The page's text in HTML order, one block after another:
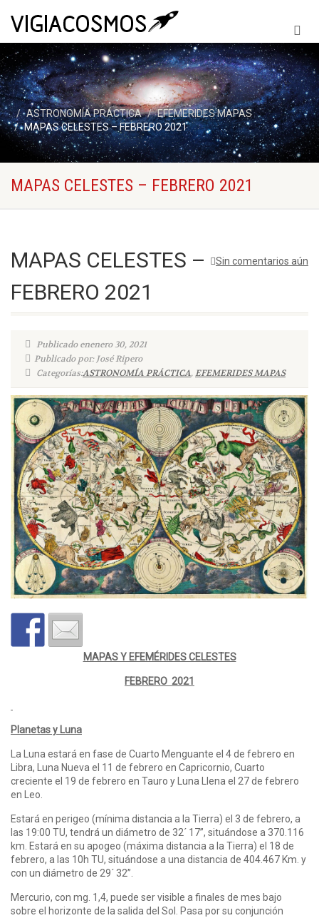
ASTRONOMÍA PRÁCTICA
EFEMERIDES MAPAS
MAPAS CELESTES – FEBRERO 2021
MAPAS CELESTES – FEBRERO 2021
Sin comentarios aún
MAPAS CELESTES –
FEBRERO 2021
Publicado enenero 30, 2021
Publicado por: José Ripero
Categorías:ASTRONOMÍA PRÁCTICA,EFEMERIDES MAPAS
MAPAS Y EFEMÉRIDES CELESTES
FEBRERO 2021
Planetas y Luna
La Luna estará en fase de Cuarto Menguante el 4 de febrero en
Libra, Luna Nueva el 11 de febrero en Capricornio, Cuarto
creciente el 19 de febrero en Tauro y Luna Llena el 27 de febrero
en Leo.
Estará en perigeo (mínima distancia a la Tierra) el 3 de febrero, a
las 19:00 TU, tendrá un diámetro de 32´ 17”, situándose a 370.116
km. Estará en su apogeo (máxima distancia a la Tierra) el 18 de
febrero, a las 10h TU, situándose a una distancia de 404.467 Km. y
con un diámetro de 29´ 32”.
Mercurio, con mg. 1,4, puede ser visible a finales de mes bajo
sobre el horizonte de la salida del Sol. Pasa por su conjunción